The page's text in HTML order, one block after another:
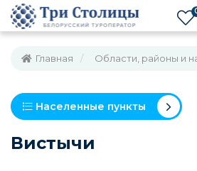
Главная Области, районы и
Населенные пункты
Вистычи